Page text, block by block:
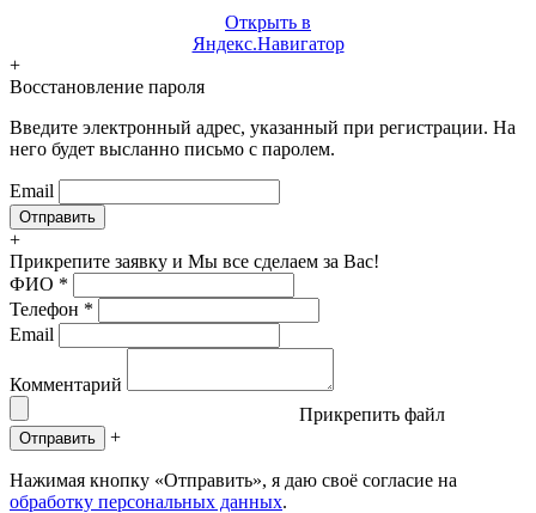
Открыть в
Яндекс.Навигатор
+
Восстановление пароля
Введите электронный адрес, указанный при регистрации. На
него будет высланно письмо с паролем.
Email
+
Прикрепите заявку и Мы все сделаем за Вас!
ФИО *
Телефон *
Email
Комментарий
Прикрепить файл
Отправить +
Нажимая кнопку «Отправить», я даю своё согласие на
обработку персональных данных.